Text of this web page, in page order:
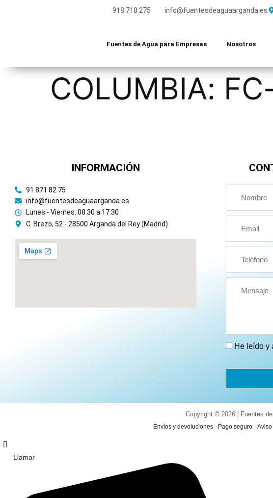
918 718 275 info@fuentesdeaguaarganda.es
Fuentes de Agua para Empresas Nosotros
COLUMBIA:
INFORMACIÓN
91 871 82 75
info@fuentesdeaguaarganda.es
Lunes - Viernes: 08:30 a 17:30
C. Brezo, 52 - 28500 Arganda del Rey (Madrid)
He leído y
Copyright © 2026 | Fuentes
Envíos y devoluciones Pago seguro
Llamar